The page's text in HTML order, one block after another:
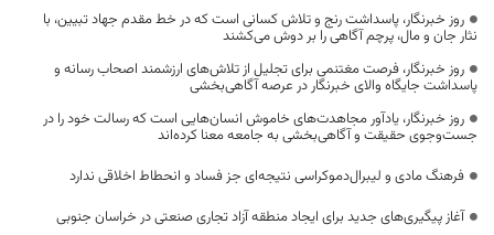
روز خبرنگار، پاسداشت رنج و تلاش کسانی است که در خط مقدم جهاد تبیین، با
نثار جان و مال، پرچم آگاهی را بر دوش می‌کشند
روز خبرنگار، فرصت مغتنمی برای تجلیل از تلاش‌های ارزشمند اصحاب رسانه و
پاسداشت جایگاه والای خبرنگار در عرصه آگاهی‌بخشی
روز خبرنگار، یادآور مجاهدت‌های خاموش انسان‌هایی است که رسالت خود را در
جست‌وجوی حقیقت و آگاهی‌بخشی به جامعه معنا کرده‌اند
فرهنگ مادی و لیبرال‌دموکراسی نتیجه‌ای جز فساد و انحطاط اخلاقی ندارد
آغاز پیگیری‌های جدید برای ایجاد منطقه آزاد تجاری صنعتی در خراسان جنوبی